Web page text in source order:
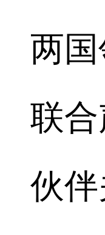
两
联
伙